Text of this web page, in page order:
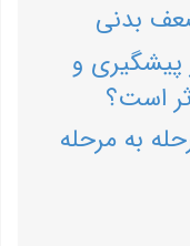
بدنی
پیشگیری و
است؟
به مرحله